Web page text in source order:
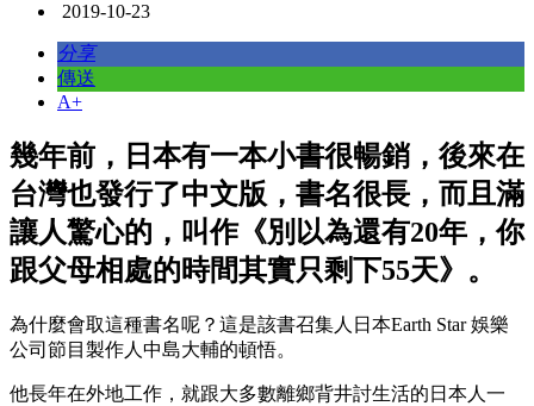
2019-10-23
分享
傳送
A+
幾年前，日本有一本小書很暢銷，後來在
台灣也發行了中文版，書名很長，而且滿
讓人驚心的，叫作《別以為還有20年，你
跟父母相處的時間其實只剩下55天》。
為什麼會取這種書名呢？這是該書召集人日本Earth Star 娛樂
公司節目製作人中島大輔的頓悟。
他長年在外地工作，就跟大多數離鄉背井討生活的日本人一